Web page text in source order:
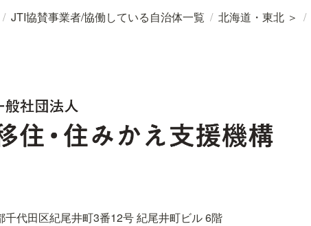
/ JTI協賛事業者/協働している自治体一覧 / 北海道・東北 ＞ /
千代田区紀尾井町3番12号 紀尾井町ビル 6階